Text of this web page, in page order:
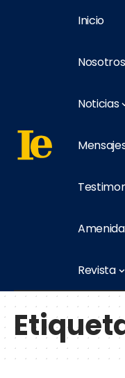
Inicio
Nosotros
Noticias
Revista